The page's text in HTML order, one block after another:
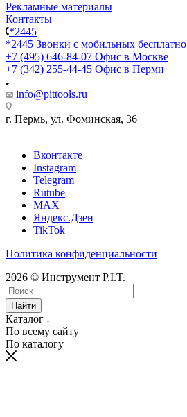
Рекламные материалы
Контакты
*2445
*2445 Звонки с мобильных бесплатно
+7 (495) 646-84-07 Офис в Москве
+7 (342) 255-44-45 Офис в Перми
info@pittools.ru
г. Пермь, ул. Фоминская, 36
Вконтакте
Instagram
Telegram
Rutube
MAX
Яндекс.Дзен
TikTok
Политика конфиденциальности
2026 © Инструмент P.I.T.
Найти
Каталог
По всему сайту
По каталогу